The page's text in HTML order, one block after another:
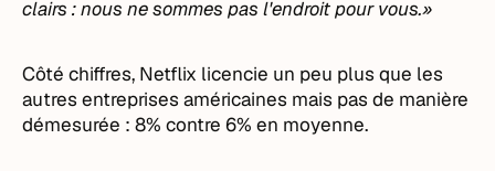
clairs : nous ne sommes pas l'endroit pour vous.»
Côté chiffres, Netflix licencie un peu plus que les
autres entreprises américaines mais pas de manière
démesurée : 8% contre 6% en moyenne.